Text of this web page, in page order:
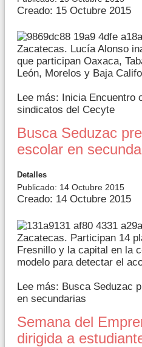
Creado: 15 Octubre 2015
Zacatecas. Lucía Alonso
que participan Oaxaca,
León, Morelos y Baja
Lee más: Inicia Encuentro
sindicatos del Cecyte
Busca Seduzac
escolar en
Detalles
Publicado: 14 Octubre 2015
Creado: 14 Octubre 2015
Zacatecas. Participan 14
Fresnillo y la capital en la
modelo para detectar el
Lee más: Busca Seduzac
en secundarias
Semana del
dirigida a